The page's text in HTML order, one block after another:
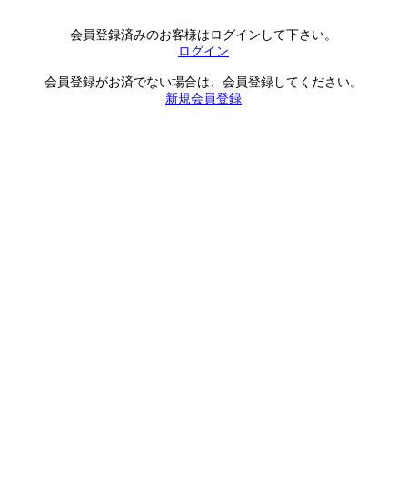
会員登録済みのお客様はログインして下さい。
ログイン
会員登録がお済でない場合は、会員登録してください。
新規会員登録